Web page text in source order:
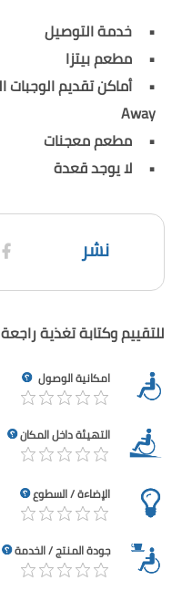
خدمة التوصيل
مطعم بيتزا
Away
مطعم معجنات
لا يوجد قعدة
نشر
للتقييم وكتابة تغذية راجعة
امكانية الوصول
التهيئة داخل المكان
الإضاءة / السطوع
جودة المنتج / الخدمة